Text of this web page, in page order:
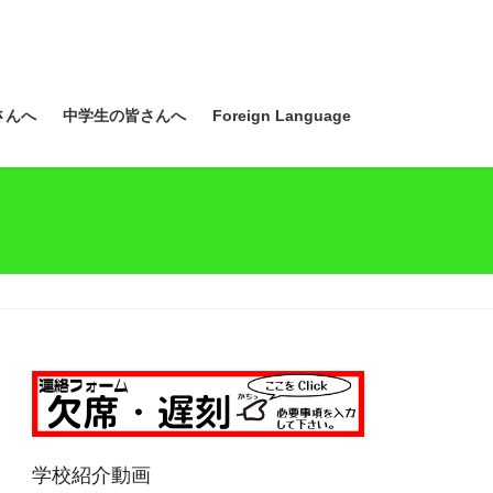
んへ 中学生の皆さんへ Foreign Language
学校紹介動画